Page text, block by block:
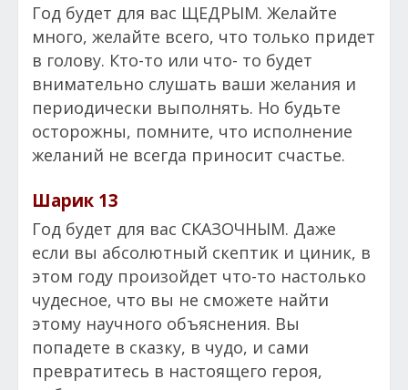
Год будет для вас ЩЕДРЫМ. Желайте
много, желайте всего, что только придет
в голову. Кто-то или что- то будет
внимательно слушать ваши желания и
периодически выполнять. Но будьте
осторожны, помните, что исполнение
желаний не всегда приносит счастье.
Шарик 13
Год будет для вас СКАЗОЧНЫМ. Даже
если вы абсолютный скептик и циник, в
этом году произойдет что-то настолько
чудесное, что вы не сможете найти
этому научного объяснения. Вы
попадете в сказку, в чудо, и сами
превратитесь в настоящего героя,